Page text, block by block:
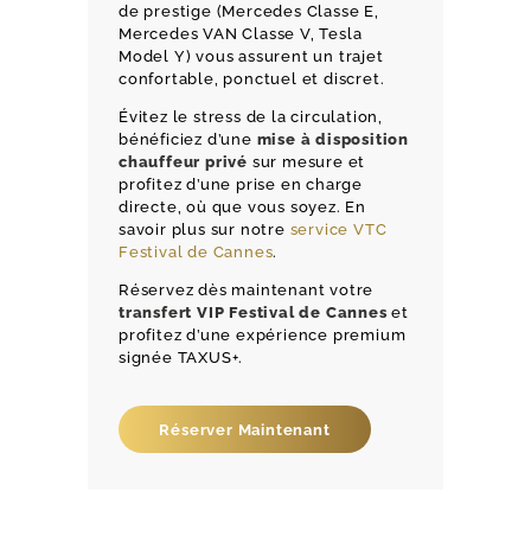
de prestige (Mercedes Classe E,
Mercedes VAN Classe V, Tesla
Model Y) vous assurent un trajet
confortable, ponctuel et discret.
Évitez le stress de la circulation,
bénéficiez d’une mise à disposition
chauffeur privé sur mesure et
profitez d’une prise en charge
directe, où que vous soyez. En
savoir plus sur notre service VTC
Festival de Cannes.
Réservez dès maintenant votre
transfert VIP Festival de Cannes et
profitez d’une expérience premium
signée TAXUS+.
Réserver Maintenant